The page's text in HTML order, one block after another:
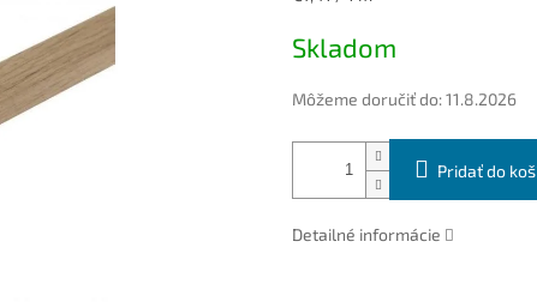
Skladom
Môžeme doručiť do:11.8.2026
Pridať do
Detailné informácie